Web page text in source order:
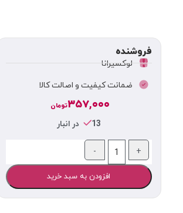
فروشنده
لوکسیرانا
ضمانت کیفیت و اصالت کالا
تومان۳۵۷,۰۰۰
13 در انبار
- +
افزودن به سبد خرید